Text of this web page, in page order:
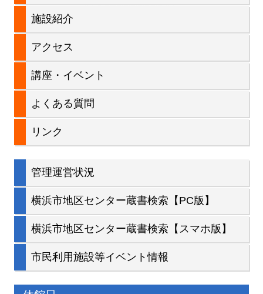
サ
イ
ド
バ
施設紹介
アクセス
講座・イベント
よくある質問
リンク
管理運営状況
横浜市地区センター蔵書検索【PC版】
横浜市地区センター蔵書検索【スマホ版】
市民利用施設等イベント情報